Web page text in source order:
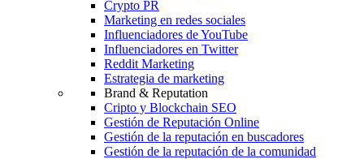
Crypto PR
Marketing en redes sociales
Influenciadores de YouTube
Influenciadores en Twitter
Reddit Marketing
Estrategia de marketing
Brand & Reputation
Cripto y Blockchain SEO
Gestión de Reputación Online
Gestión de la reputación en buscadores
Gestión de la reputación de la comunidad